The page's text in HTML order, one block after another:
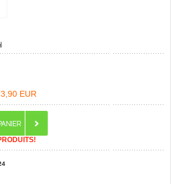
EUR